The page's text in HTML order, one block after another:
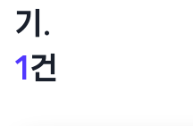
기.
1 건